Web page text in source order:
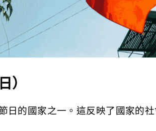
）
日的國家之一。這反映了國家的